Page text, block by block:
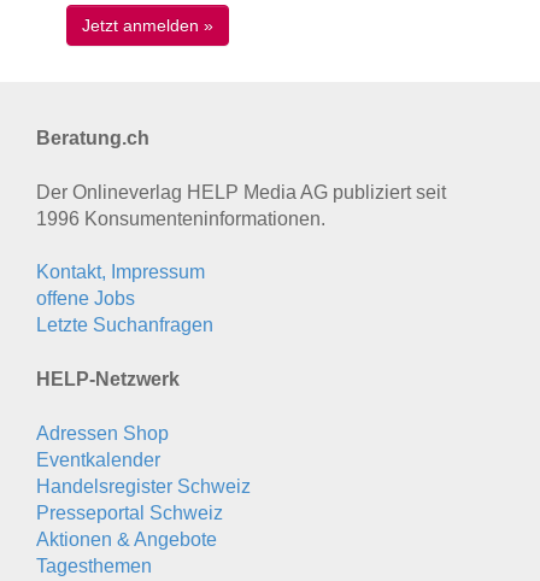
Beratung.ch
Der Onlineverlag HELP Media AG publiziert seit
1996 Konsumenten­informationen.
Kontakt, Impressum
offene Jobs
Letzte Suchanfragen
HELP-Netzwerk
Adressen Shop
Eventkalender
Handelsregister Schweiz
Presseportal Schweiz
Aktionen & Angebote
Tagesthemen